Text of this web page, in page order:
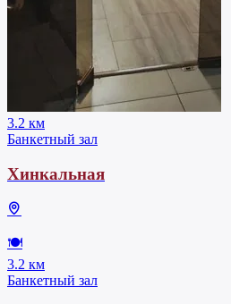
3.2 км
Банкетный зал
Хинкальная
🍽
3.2 км
Банкетный зал